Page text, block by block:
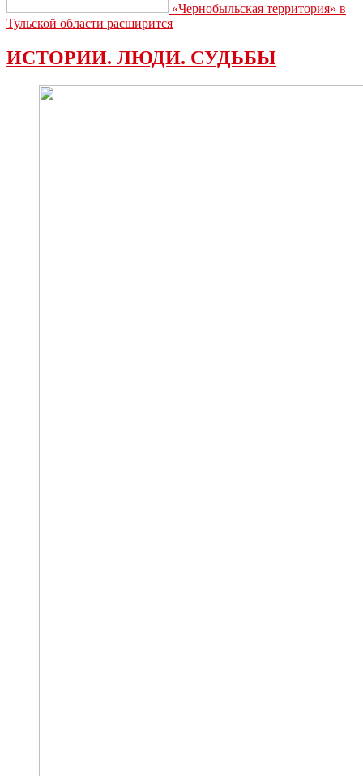
«Чернобыльская территория» в
Тульской области расширится
ИСТОРИИ. ЛЮДИ. СУДЬБЫ